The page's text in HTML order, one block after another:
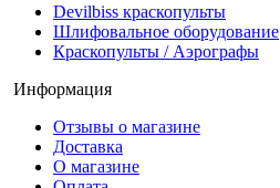
Devilbiss краскопульты
Шлифовальное оборудование
Краскопульты / Аэрографы
Информация
Отзывы о магазине
Доставка
О магазине